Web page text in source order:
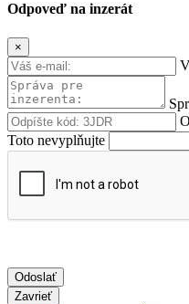
Odpoveď na inzerát
×
Toto nevyplňujte
Odoslať
Zavrieť